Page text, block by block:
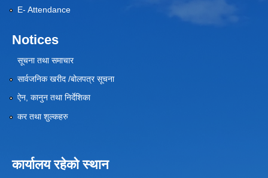
E- Attendance
Notices
सूचना तथा समाचार
सार्वजनिक खरीद /बोलपत्र सूचना
ऐन, कानुन तथा निर्देशिका
कर तथा शुल्कहरु
कार्यालय रहेको स्थान